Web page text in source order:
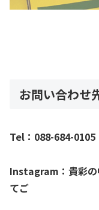
お問い合わせ
Tel：088-684-0105
Instagram：貴彩の
てご